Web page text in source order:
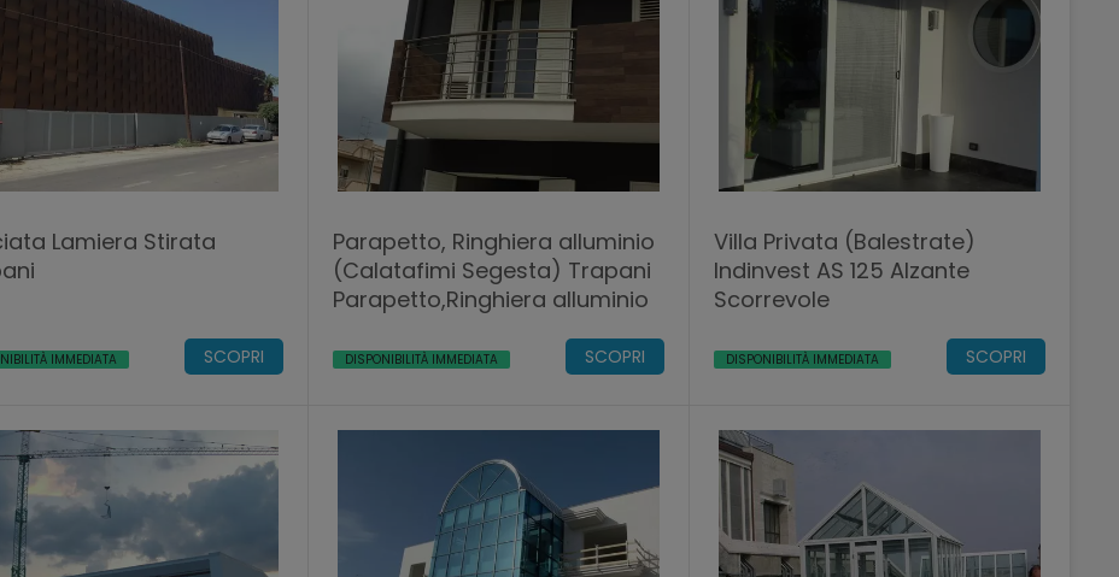
Lamiera Stirata
IMMEDIATA SCOPRI
Parapetto, Ringhiera alluminio
(Calatafimi Segesta) Trapani
Parapetto,Ringhiera alluminio
DISPONIBILITÀ IMMEDIATA SCOPRI
Villa Privata (Balestrate)
Indinvest AS 125 Alzante
Scorrevole
DISPONIBILITÀ IMMEDIATA SCOPRI